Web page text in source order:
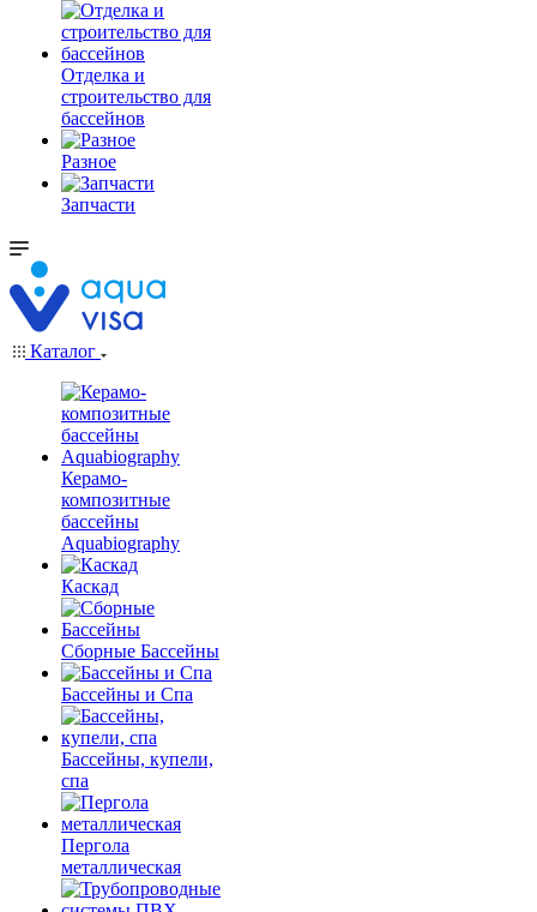
Отделка и
строительство для
бассейнов
Разное
Запчасти
Каталог
Керамо-
композитные
бассейны
Aquabiography
Каскад
Сборные Бассейны
Бассейны и Спа
Бассейны, купели,
спа
Пергола
металлическая